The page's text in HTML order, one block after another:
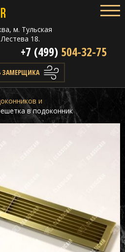
м. Тульская
18.
+7 (499) 504-32-75
ЗАМЕРЩИКА
и
в подоконник